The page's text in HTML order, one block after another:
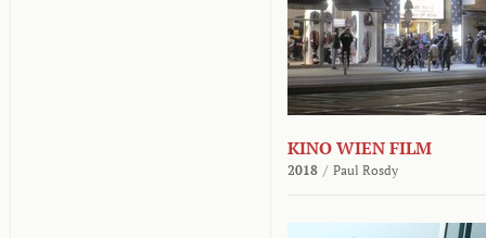
KINO WIEN FILM
2018 / Paul Rosdy